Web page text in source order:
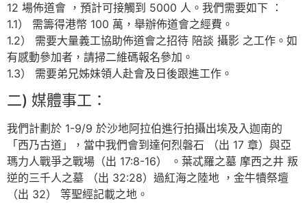
12 場佈道會 ，預計可接觸到 5000 人。我們需要如下 ：
1.1） 需籌得港幣 100 萬，舉辦佈道會之經費。
1.2） 需要大量義工協助佈道會之招待 陪談 攝影 之工作。如
有感動參加者，請掃二維碼報名參加。
1.3） 需要弟兄姊妹領人赴會及日後跟進工作。
二) 媒體事工：
我們計劃於 1-9/9 於沙地阿拉伯進行拍攝出埃及入迦南的
「西乃古道」，當中我們會到達何烈磐石 （出 17 章）與亞
瑪力人戰爭之戰場（出 17:8-16） 。葉忒羅之墓 摩西之井 叛
逆的三千人之墓 （出 32:28）過紅海之陸地 ，金牛犢祭壇
（出 32） 等聖經記載之地。